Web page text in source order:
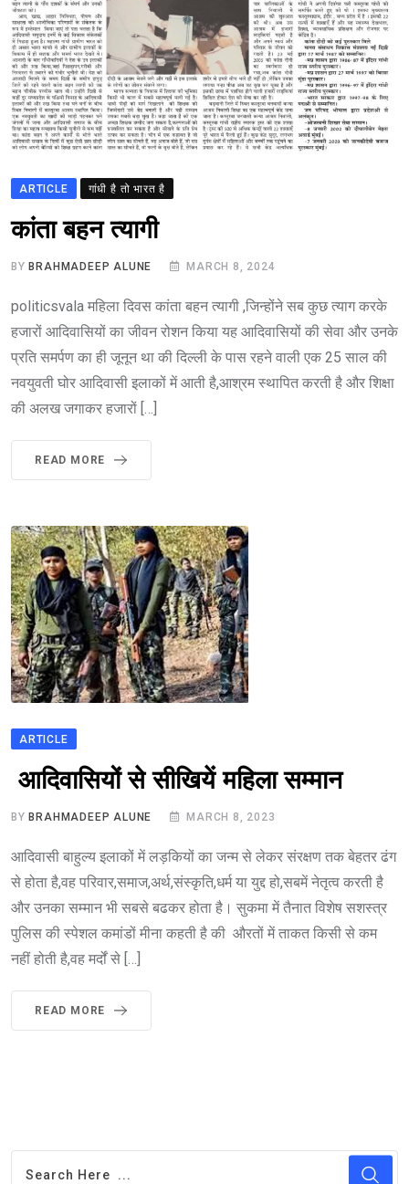
ARTICLE गांधी है तो भारत है
कांता बहन त्यागी
BYBRAHMADEEP ALUNE MARCH 8, 2024
politicsvala महिला दिवस कांता बहन त्यागी ,जिन्होंने सब कुछ त्याग करके
हजारों आदिवासियों का जीवन रोशन किया यह आदिवासियों की सेवा और उनके
प्रति समर्पण का ही जूनून था की दिल्ली के पास रहने वाली एक 25 साल की
नवयुवती घोर आदिवासी इलाकों में आती है,आश्रम स्थापित करती है और शिक्षा
की अलख जगाकर हजारों […]
READ MORE
ARTICLE
आदिवासियों से सीखियें महिला सम्मान
BYBRAHMADEEP ALUNE MARCH 8, 2023
आदिवासी बाहुल्य इलाकों में लड़कियों का जन्म से लेकर संरक्षण तक बेहतर ढंग
से होता है,वह परिवार,समाज,अर्थ,संस्कृति,धर्म या युद्द हो,सबमें नेतृत्व करती है
और उनका सम्मान भी सबसे बढकर होता है। सुकमा में तैनात विशेष सशस्त्र
पुलिस की स्पेशल कमांडों मीना कहती है की औरतों में ताकत किसी से कम
नहीं होती है,वह मर्दों से […]
READ MORE